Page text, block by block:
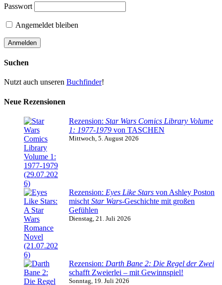
Passwort
Angemeldet bleiben
Suchen
Nutzt auch unseren Buchfinder!
Neue Rezensionen
Rezension: Star Wars Comics Library Volume
1: 1977-1979 von TASCHEN
Mittwoch, 5. August 2026
Rezension: Eyes Like Stars von Ashley Poston
mischt Star Wars-Geschichte mit großen
Gefühlen
Dienstag, 21. Juli 2026
Rezension: Darth Bane 2: Die Regel der Zwei
schafft Zweierlei – mit Gewinnspiel!
Sonntag, 19. Juli 2026